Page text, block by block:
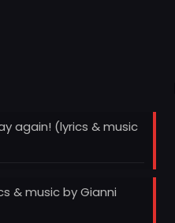
again! (lyrics & music
& music by Gianni